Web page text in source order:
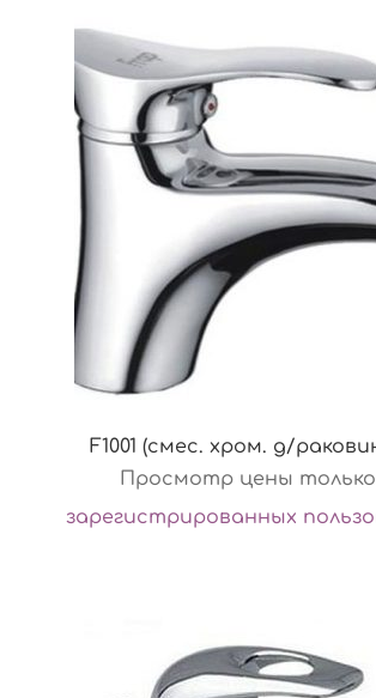
F1001 (смес. хром. д/
Просмотр цены только
зарегистрированных